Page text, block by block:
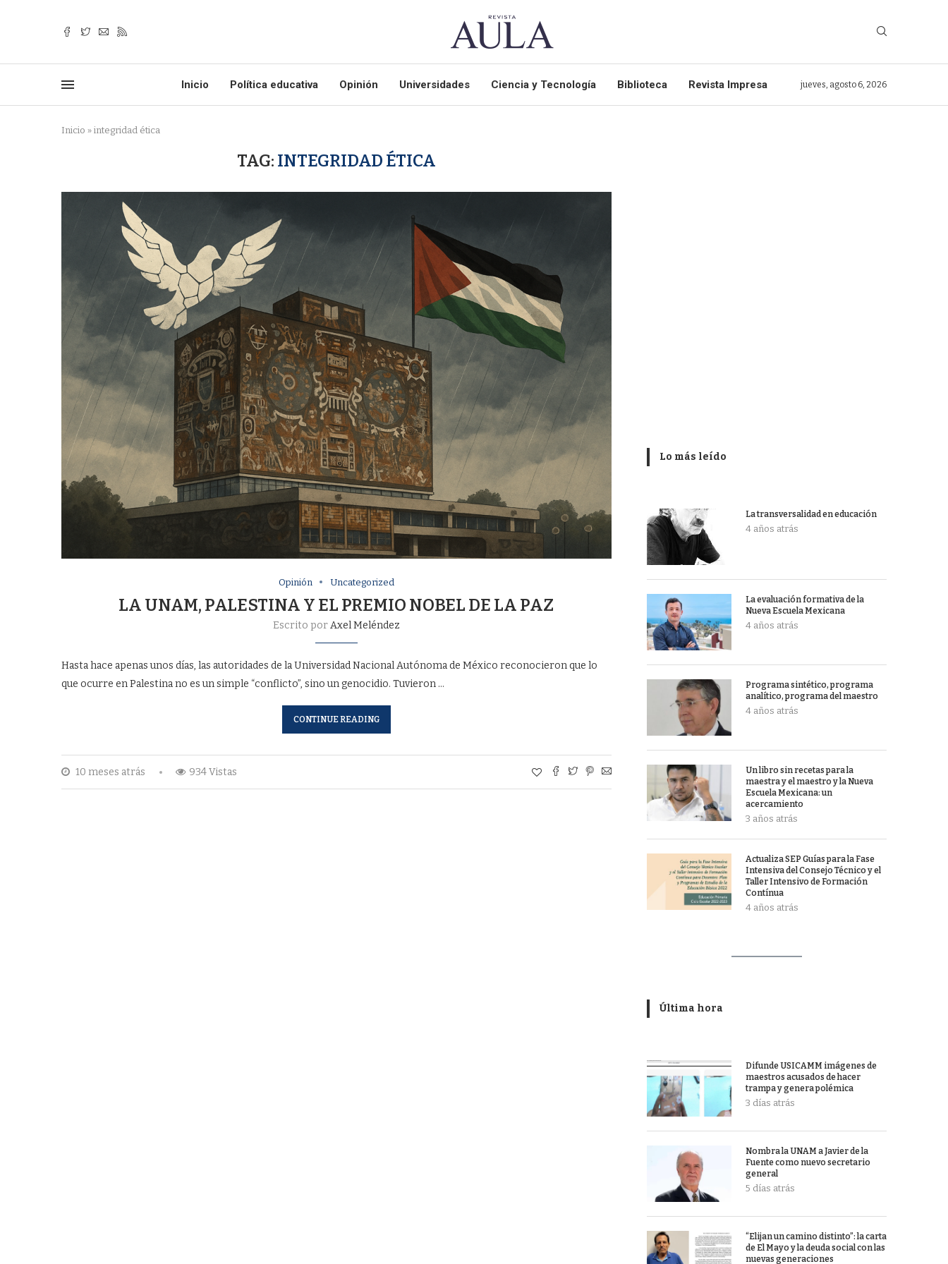
Inicio Política educativa Opinión Universidades Ciencia y Tecnología Biblioteca Revista Impresa jueves, agosto 6, 2026
Inicio » integridad ética
TAG: INTEGRIDAD ÉTICA
Opinión Uncategorized
LA UNAM, PALESTINA Y EL PREMIO NOBEL DE LA PAZ
Escrito porAxel Meléndez
Hasta hace apenas unos días, las autoridades de la Universidad Nacional Autónoma de México reconocieron que lo
que ocurre en Palestina no es un simple “conflicto”, sino un genocidio. Tuvieron …
CONTINUE READING
10 meses atrás 934 Vistas
Lo más leído
La transversalidad en educación
4 años atrás
La evaluación formativa de la
Nueva Escuela Mexicana
4 años atrás
Programa sintético, programa
analítico, programa del maestro
4 años atrás
Un libro sin recetas para la
maestra y el maestro y la Nueva
Escuela Mexicana: un
acercamiento
3 años atrás
Actualiza SEP Guías para la Fase
Intensiva del Consejo Técnico y el
Taller Intensivo de Formación
Contínua
4 años atrás
Última hora
Difunde USICAMM imágenes de
maestros acusados de hacer
trampa y genera polémica
3 días atrás
Nombra la UNAM a Javier de la
Fuente como nuevo secretario
general
5 días atrás
“Elijan un camino distinto”: la carta
de El Mayo y la deuda social con las
nuevas generaciones